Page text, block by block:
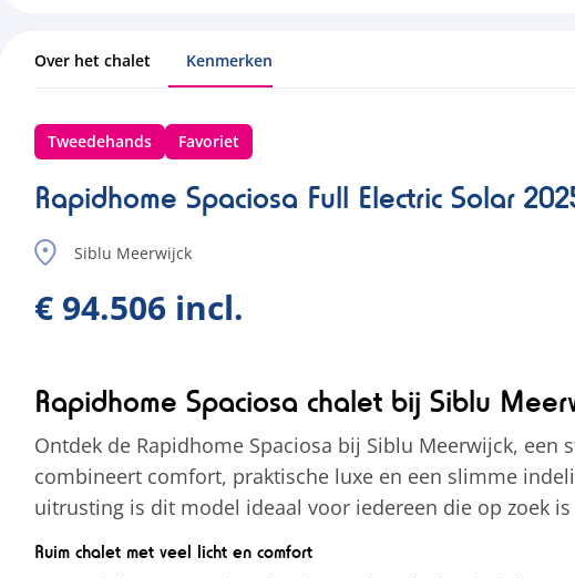
Over het chalet Kenmerken
Tweedehands Favoriet
Rapidhome Spaciosa Full Electric Solar
Siblu Meerwijck
€ 94.506 incl.
Rapidhome Spaciosa chalet bij Siblu
Ontdek de Rapidhome Spaciosa bij Siblu Meerwijck,
combineert comfort, praktische luxe en een slimme
uitrusting is dit model ideaal voor iedereen die op zoek
Ruim chalet met veel licht en comfort